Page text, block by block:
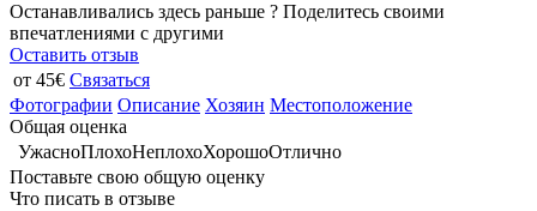
Останавливались здесь раньше ? Поделитесь своими
впечатлениями с другими
Оставить отзыв
от 45€ Связаться
Фотографии Описание Хозяин Местоположение
Общая оценка
УжасноПлохоНеплохоХорошоОтлично
Поставьте свою общую оценку
Что писать в отзыве